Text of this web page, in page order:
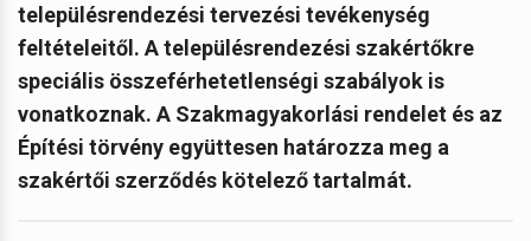
településrendezési tervezési tevékenység
feltételeitől. A településrendezési szakértőkre
speciális összeférhetetlenségi szabályok is
vonatkoznak. A Szakmagyakorlási rendelet és az
Építési törvény együttesen határozza meg a
szakértői szerződés kötelező tartalmát.